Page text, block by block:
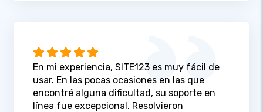
En mi experiencia, SITE123 es muy fácil de
usar. En las pocas ocasiones en las que
encontré alguna dificultad, su soporte en
línea fue excepcional. Resolvieron